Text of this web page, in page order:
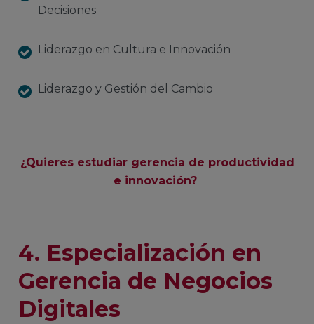
Decisiones
Liderazgo en Cultura e Innovación
Liderazgo y Gestión del Cambio
¿Quieres estudiar gerencia de productividad
e innovación?
4. Especialización en
Gerencia de Negocios
Digitales